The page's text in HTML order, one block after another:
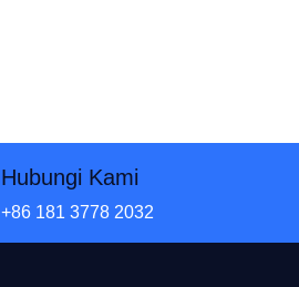
Hubungi Kami
+86 181 3778 2032